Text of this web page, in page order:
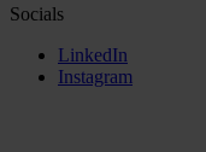
Socials
LinkedIn
Instagram